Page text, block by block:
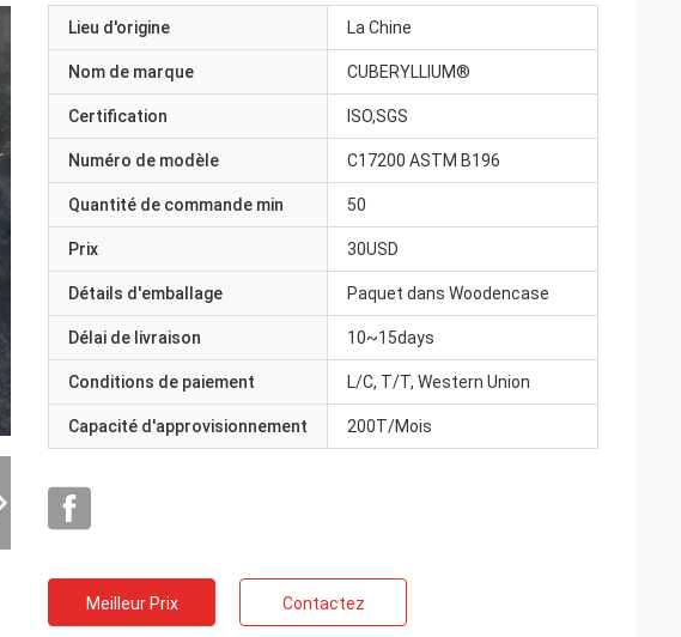
Lieu d'origine La Chine
Nom de marque CUBERYLLIUM®
Certification ISO,SGS
Numéro de modèle C17200 ASTM B196
Quantité de commande min 50
Prix 30USD
Détails d'emballage Paquet dans Woodencase
Délai de livraison 10~15days
Conditions de paiement L/C, T/T, Western Union
Capacité d'approvisionnement 200T/Mois
Meilleur Prix Contactez